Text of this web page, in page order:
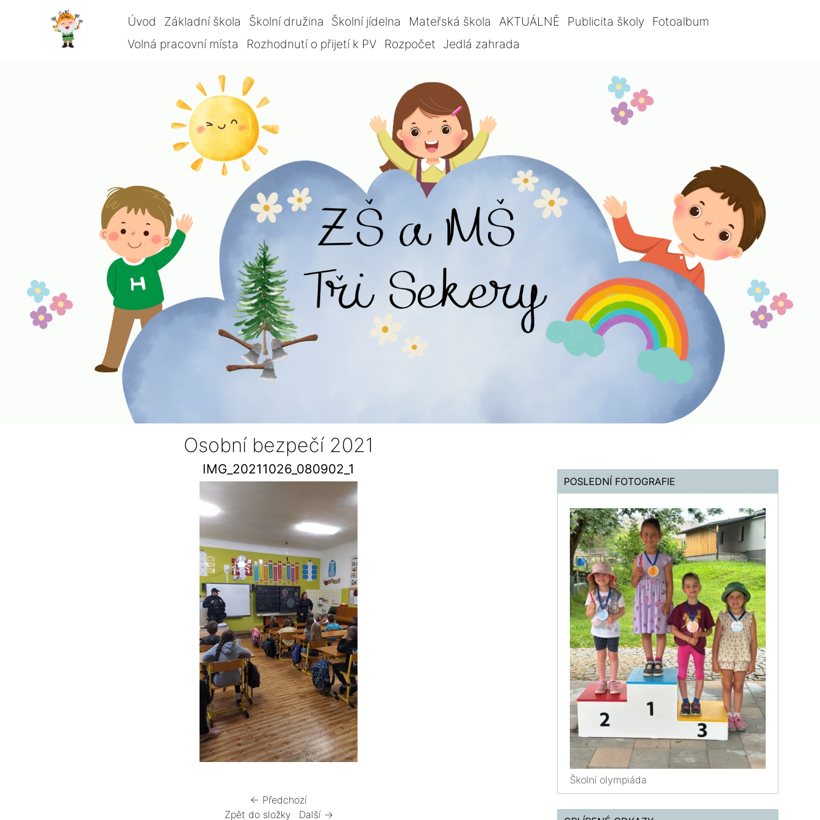
Úvod Základní škola Školní družina Školní jídelna Mateřská škola AKTUÁLNĚ Publicita školy
Fotoalbum
Volná pracovní místa
Rozhodnutí o přijetí k PV Rozpočet Jedlá zahrada
Osobní bezpečí 2021
IMG_20211026_080902_1
← Předchozí
Zpět do složky
Další →
POSLEDNÍ FOTOGRAFIE
Školní olympiáda